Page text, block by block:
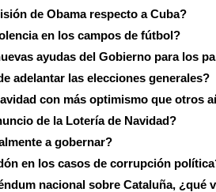
de Obama respecto a Cuba?
en los campos de fútbol?
ayudas del Gobierno para los
adelantar las elecciones generales?
con más optimismo que otros
de la Lotería de Navidad?
a gobernar?
en los casos de corrupción
nacional sobre Cataluña, ¿qué